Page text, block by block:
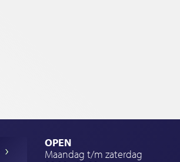
OPEN
Maandag t/m zaterdag